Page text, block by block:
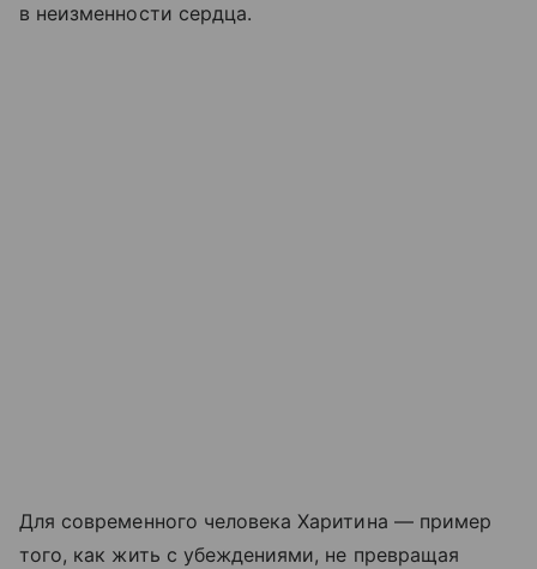
в неизменности сердца.
Для современного человека Харитина — пример
того, как жить с убеждениями, не превращая